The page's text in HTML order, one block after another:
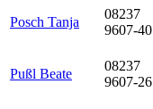
Posch Tanja
08237
9607-40
Pußl Beate
08237
9607-26